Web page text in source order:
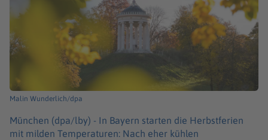
Malin Wunderlich/dpa
München (dpa/lby) - In Bayern starten die Herbstferien
mit milden Temperaturen: Nach eher kühlen